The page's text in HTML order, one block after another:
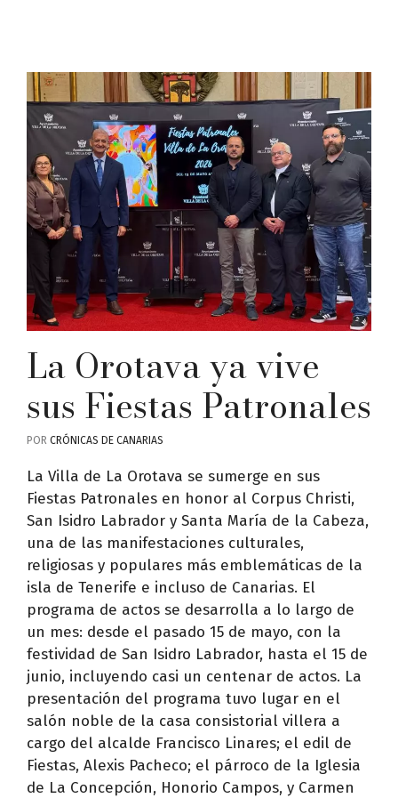
La Orotava ya vive
sus Fiestas Patronales
POR CRÓNICAS DE CANARIAS
La Villa de La Orotava se sumerge en sus
Fiestas Patronales en honor al Corpus Christi,
San Isidro Labrador y Santa María de la Cabeza,
una de las manifestaciones culturales,
religiosas y populares más emblemáticas de la
isla de Tenerife e incluso de Canarias. El
programa de actos se desarrolla a lo largo de
un mes: desde el pasado 15 de mayo, con la
festividad de San Isidro Labrador, hasta el 15 de
junio, incluyendo casi un centenar de actos. La
presentación del programa tuvo lugar en el
salón noble de la casa consistorial villera a
cargo del alcalde Francisco Linares; el edil de
Fiestas, Alexis Pacheco; el párroco de la Iglesia
de La Concepción, Honorio Campos, y Carmen